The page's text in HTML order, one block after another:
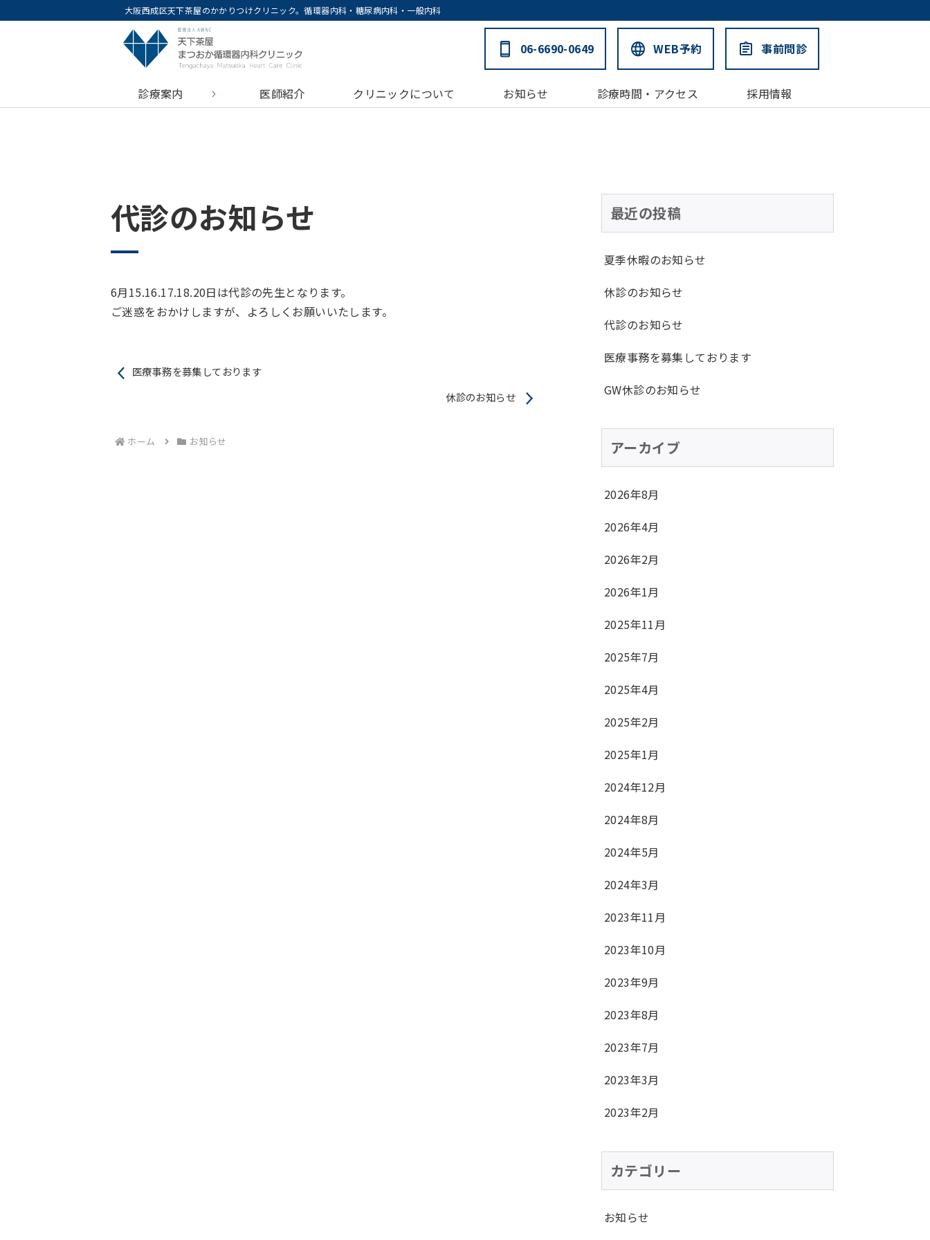
06-6690-0649 WEB予約 事前問診
大阪西成区天下茶屋のかかりつけクリニック。循環器内科・糖尿病内科・一般内科
診療案内 医師紹介 クリニックについて お知らせ 診療時間・アクセス 採用情報
代診のお知らせ
6月15.16.17.18.20日は代診の先生となります。
ご迷惑をおかけしますが、よろしくお願いいたします。
医療事務を募集しております
休診のお知らせ
ホーム お知らせ
最近の投稿
夏季休暇のお知らせ
休診のお知らせ
代診のお知らせ
医療事務を募集しております
GW休診のお知らせ
アーカイブ
2026年8月
2026年4月
2026年2月
2026年1月
2025年11月
2025年7月
2025年4月
2025年2月
2025年1月
2024年12月
2024年8月
2024年5月
2024年3月
2023年11月
2023年10月
2023年9月
2023年8月
2023年7月
2023年3月
2023年2月
カテゴリー
お知らせ